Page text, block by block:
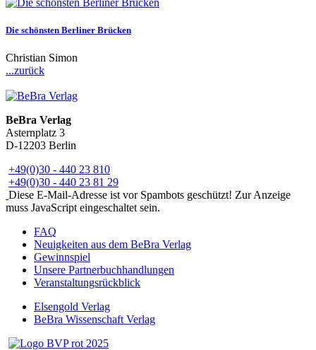
Die schönsten Berliner Brücken
Christian Simon
...zurück
BeBra Verlag
Asternplatz 3
D-12203 Berlin
+49(0)30 - 440 23 810
+49(0)30 - 440 23 81 29
Diese E-Mail-Adresse ist vor Spambots geschützt! Zur Anzeige
muss JavaScript eingeschaltet sein.
FAQ
Neuigkeiten aus dem BeBra Verlag
Gewinnspiel
Unsere Partnerbuchhandlungen
Veranstaltungsrückblick
Elsengold Verlag
BeBra Wissenschaft Verlag